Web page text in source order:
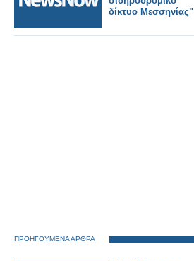
δίκτυο Μεσσηνίας"
ΠΡΟΗΓΟΥΜΕΝΑ ΑΡΘΡΑ